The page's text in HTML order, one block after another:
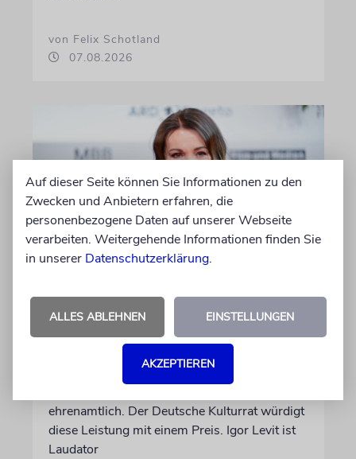
von Felix Schotland
07.08.2026
Einsatz gegen Judenhass:
Iris Berben erhält Deutschen
Kulturpolitikpreis
Die Schauspielerin steht nicht nur vor der
ehrenamtlich. Der Deutsche Kulturrat würdigt
diese Leistung mit einem Preis. Igor Levit ist
Laudator
Auf dieser Seite können Sie Informationen zu den
Zwecken und Anbietern erfahren, die
personenbezogene Daten auf unserer Webseite
verarbeiten. Weitergehende Informationen finden Sie
in unserer Datenschutzerklärung.
ALLES ABLEHNEN EINSTELLUNGEN
AKZEPTIEREN